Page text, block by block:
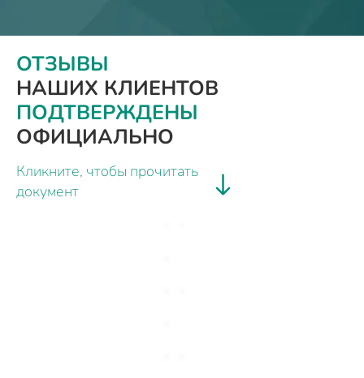
ОТЗЫВЫ
НАШИХ КЛИЕНТОВ
ПОДТВЕРЖДЕНЫ
ОФИЦИАЛЬНО
Кликните, чтобы прочитать
документ